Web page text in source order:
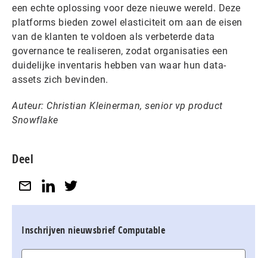
een echte oplossing voor deze nieuwe wereld. Deze
platforms bieden zowel elasticiteit om aan de eisen
van de klanten te voldoen als verbeterde data
governance te realiseren, zodat organisaties een
duidelijke inventaris hebben van waar hun data-
assets zich bevinden.
Auteur: Christian Kleinerman, senior vp product
Snowflake
Deel
Inschrijven nieuwsbrief Computable